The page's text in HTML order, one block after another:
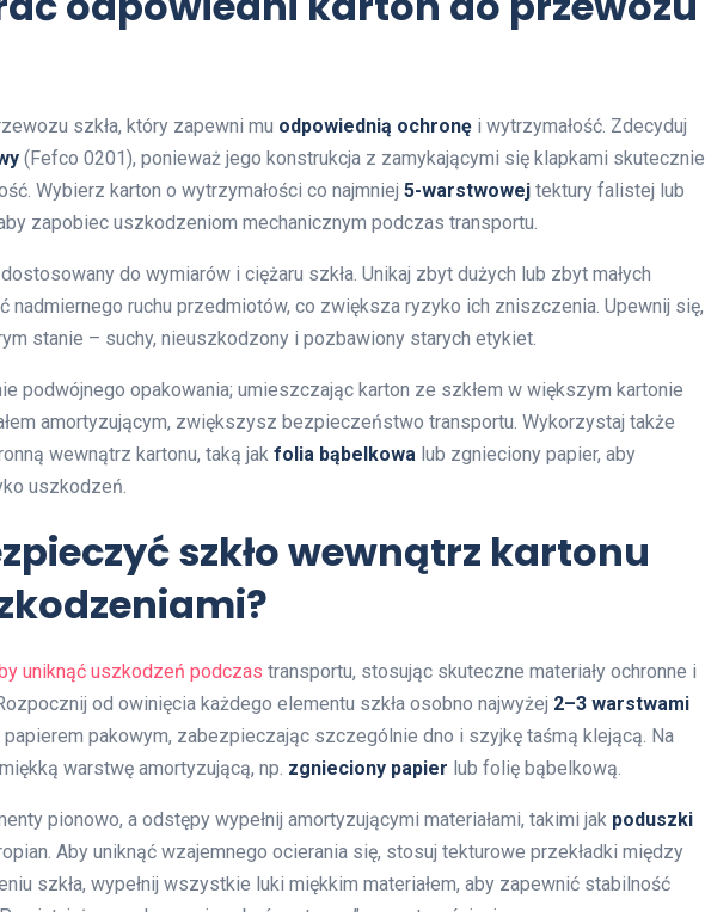
szkła, który zapewni mu odpowiednią ochronę i wytrzymałość. Zdecyduj
(Fefco 0201), ponieważ jego konstrukcja z zamykającymi się klapkami skutecznie
Wybierz karton o wytrzymałości co najmniej 5-warstwowej tektury falistej lub
zapobiec uszkodzeniom mechanicznym podczas transportu.
do wymiarów i ciężaru szkła. Unikaj zbyt dużych lub zbyt małych
nadmiernego ruchu przedmiotów, co zwiększa ryzyko ich zniszczenia. Upewnij się,
stanie – suchy, nieuszkodzony i pozbawiony starych etykiet.
podwójnego opakowania; umieszczając karton ze szkłem w większym kartonie
amortyzującym, zwiększysz bezpieczeństwo transportu. Wykorzystaj także
wewnątrz kartonu, taką jak folia bąbelkowa lub zgnieciony papier, aby
uszkodzeń.
szkło wewnątrz kartonu
uniknąć uszkodzeń podczas transportu, stosując skuteczne materiały ochronne i
od owinięcia każdego elementu szkła osobno najwyżej 2–3 warstwami
papierem pakowym, zabezpieczając szczególnie dno i szyjkę taśmą klejącą. Na
warstwę amortyzującą, np. zgnieciony papier lub folię bąbelkową.
pionowo, a odstępy wypełnij amortyzującymi materiałami, takimi jak poduszki
Aby uniknąć wzajemnego ocierania się, stosuj tekturowe przekładki między
szkła, wypełnij wszystkie luki miękkim materiałem, aby zapewnić stabilność